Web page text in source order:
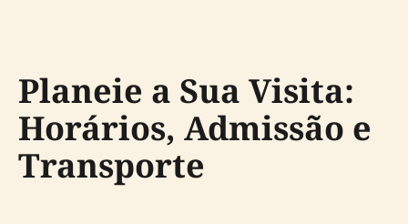
Planeie a Sua Visita:
Horários, Admissão e
Transporte